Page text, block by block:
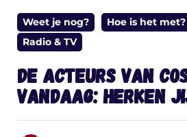
Weet je nog? Hoe is het met?
Radio & TV
De acteurs van
vandaag: herken